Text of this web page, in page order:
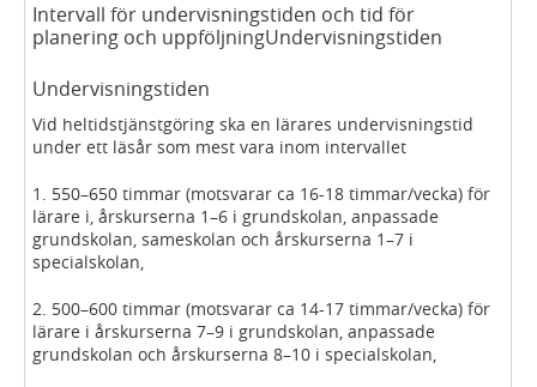
Intervall för undervisningstiden och tid för
planering och uppföljningUndervisningstiden
Undervisningstiden
Vid heltidstjänstgöring ska en lärares undervisningstid
under ett läsår som mest vara inom intervallet
1. 550–650 timmar (motsvarar ca 16-18 timmar/vecka) för
lärare i, årskurserna 1–6 i grundskolan, anpassade
grundskolan, sameskolan och årskurserna 1–7 i
specialskolan,
2. 500–600 timmar (motsvarar ca 14-17 timmar/vecka) för
lärare i årskurserna 7–9 i grundskolan, anpassade
grundskolan och årskurserna 8–10 i specialskolan,